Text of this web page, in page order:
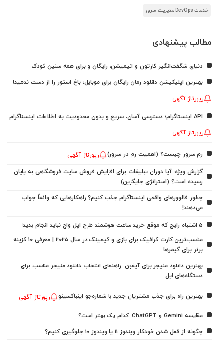
خدمات DevOps مدیریت سرور
مطالب پیشنهادی
دنیای شگفت‌انگیز کارتون و انیمیشن، رایگان و برای همه سنین کودک
بهترین اپلیکیشن دانلود رمان رایگان برای موبایل؛ باغ استور را از دست ندهید!
رپورتاژ آگهی
API اینستاگرام؛ دسترسی آسان، سریع و بدون محدودیت به اطلاعات اینستاگرام
رپورتاژ آگهی
رم سرور چیست؟ (اهمیت رم در سرور) رپورتاژ آگهی
گزارش ویژه: آیا دوران تبلیغات برای افزایش فروش سایت فروشگاهی به پایان
رسیده است؟ (استراتژی جایگزین)
چطور فالوورهای واقعی اینستاگرام جذب کنیم؟ راهکارهایی که واقعاً جواب
می‌دهند!
5 اشتباه رایج که موقع خرید ساعت هوشمند طرح اپل واچ نباید انجام بدید!
مناسب‌ترین کارت گرافیک برای بازی و گیمینگ در سال ۲۰۲۵ | معرفی ۱۰ گزینه
برتر برای گیمرها
بهترین دانلود منیجر برای آیفون: راهنمای انتخاب دانلود منیجر مناسب برای
دستگاه‌های اپل
بهترین راه برای جذب مشتریان جدید با شماره‌جو اینباکسینو رپورتاژ آگهی
مقایسه Gemini و ChatGPT: کدام یک بهتر است؟
چگونه از قفل شدن خودکار ویندوز 11 یا ویندوز 10 جلوگیری کنیم؟